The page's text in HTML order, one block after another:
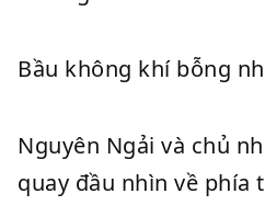
Bầu không khí bỗng
Nguyên Ngải và chủ
quay đầu nhìn về phía